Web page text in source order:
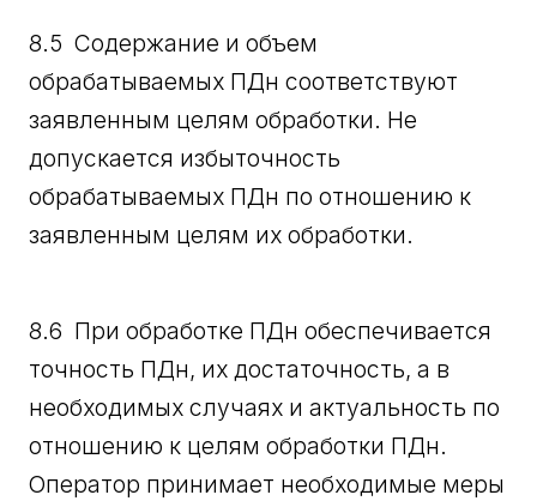
8.5 Содержание и объем
обрабатываемых ПДн соответствуют
заявленным целям обработки. Не
допускается избыточность
обрабатываемых ПДн по отношению к
заявленным целям их обработки.
8.6 При обработке ПДн обеспечивается
точность ПДн, их достаточность, а в
необходимых случаях и актуальность по
отношению к целям обработки ПДн.
Оператор принимает необходимые меры